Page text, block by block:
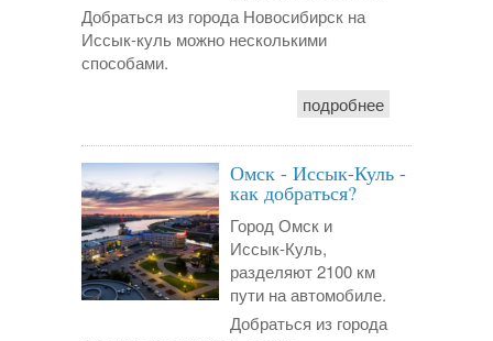
Добраться из города Новосибирск на
Иссык-куль можно несколькими
способами.
подробнее
Омск - Иссык-Куль -
как добраться?
Город Омск и
Иссык-Куль,
разделяют 2100 км
пути на автомобиле.
Добраться из города